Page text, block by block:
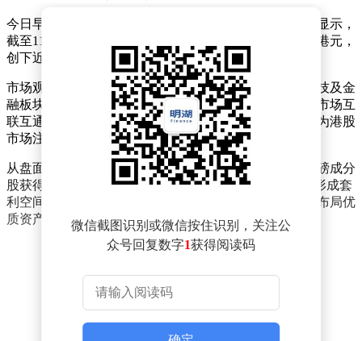
今日早盘交易时段，南向资金呈现强劲流入态势。数据显示，
截至11时28分，通过港股通渠道净买入金额已突破80亿港元，
创下近期单日净流入新高。
市场观察人士指出，此次大规模资金流入主要集中于科技及金
融板块，部分龙头股获外资持续加仓。随着内地与香港市场互
联互通机制不断完善，跨境资金流动活跃度显著提升，为港股
市场注入持续动力。
从盘面表现看，恒生指数早盘维持窄幅震荡，但多只重磅成分
股获得资金青睐。分析认为，当前A股与港股估值差异形成套
利空间，叠加人民币汇率企稳预期，促使南向资金加速布局优
质资产。
微信截图识别或微信按住识别，关注公
众号回复数字1获得阅读码